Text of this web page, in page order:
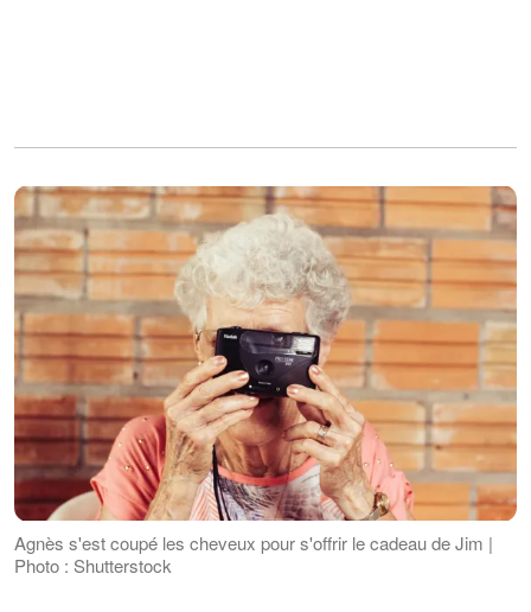
Agnès s'est coupé les cheveux pour s'offrir le cadeau de Jim |
Photo : Shutterstock